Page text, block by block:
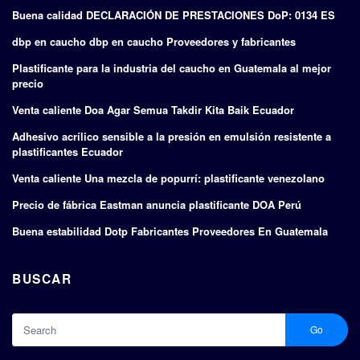
Buena calidad DECLARACIÓN DE PRESTACIONES DoP: 0134 ES
dbp en caucho dbp en caucho Proveedores y fabricantes
Plastificante para la industria del caucho en Guatemala al mejor
precio
Venta caliente Doa Agar Semua Takdir Kita Baik Ecuador
Adhesivo acrílico sensible a la presión en emulsión resistente a
plastificantes Ecuador
Venta caliente Una mezcla de popurrí: plastificante venezolano
Precio de fábrica Eastman anuncia plastificante DOA Perú
Buena estabilidad Dotp Fabricantes Proveedores En Guatemala
BUSCAR
Go